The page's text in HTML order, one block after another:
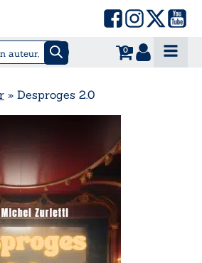
0
» Desproges 2.0